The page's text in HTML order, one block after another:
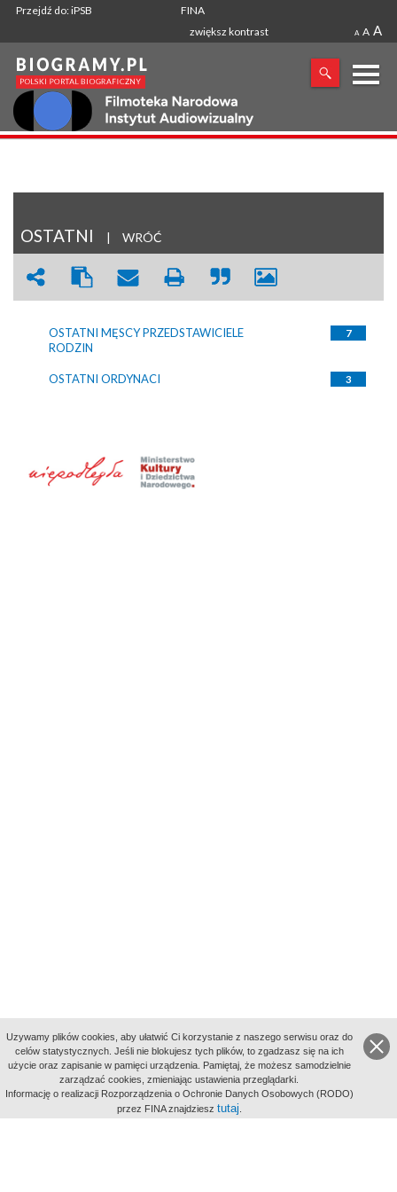
Przejdź do: iPSB
FINA
zwiększ kontrast
A A A
X
OSTATNI | WRÓĆ
OSTATNI MĘSCY PRZEDSTAWICIELE
RODZIN
7
OSTATNI ORDYNACI 3
aktywności
Uzywamy plików cookies, aby ułatwić Ci korzystanie z naszego serwisu oraz do
celów statystycznych. Jeśli nie blokujesz tych plików, to zgadzasz się na ich
użycie oraz zapisanie w pamięci urządzenia. Pamiętaj, że możesz samodzielnie
zarządzać cookies, zmieniając ustawienia przeglądarki.
Informację o realizacji Rozporządzenia o Ochronie Danych Osobowych (RODO)
przez FINA znajdziesz tutaj